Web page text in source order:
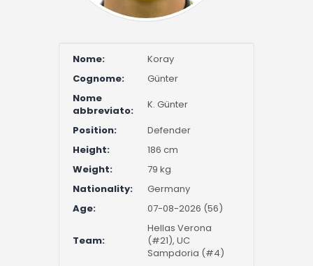
Nome:
Koray
Cognome:
Günter
Nome
abbreviato:
K. Günter
Position:
Defender
Height:
186 cm
Weight:
79 kg
Nationality:
Germany
Age:
07-08-2026 (56)
Team:
Hellas Verona
(#21), UC
Sampdoria (#4)